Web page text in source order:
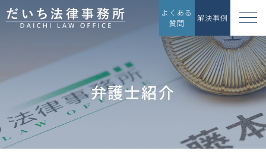
よくある
質問
解決事例
弁護士紹介